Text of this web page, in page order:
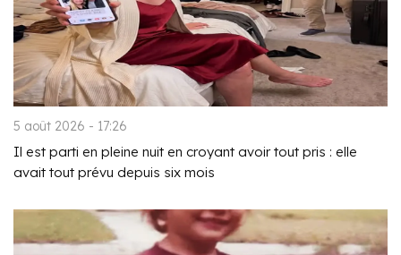
5 août 2026 - 17:26
Il est parti en pleine nuit en croyant avoir tout pris : elle
avait tout prévu depuis six mois